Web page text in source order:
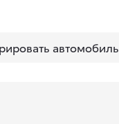
автомобиль